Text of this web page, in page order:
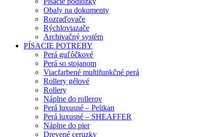
Obaly na dokumenty
Rozraďovače
Rýchloviazače
Archivačný systém
PÍSACIE POTREBY
Perá guľôčkové
Perá so stojanom
Viacfarbené multifunkčné perá
Rollery gélové
Rollery
Náplne do rollerov
Perá luxusné – Pelikan
Perá luxusné – SHEAFFER
Náplne do pier
Drevené ceruzky